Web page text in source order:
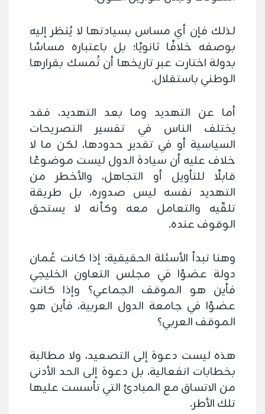
لذلك فإن أي مساس بسيادتها لا يُنظر إليه
بوصفه خلافًا ثانويًا؛ بل باعتباره مساسًا
بدولة اختارت عبر تاريخها أن تُمسك بقرارها
الوطني باستقلال.
أما عن التهديد وما بعد التهديد، فقد
يختلف الناس في تفسير التصريحات
السياسية أو في تقدير حدودها، لكن ما لا
خلاف عليه أن سيادة الدول ليست موضوعًا
قابلًا للتأويل أو التجاهل، والأخطر من
التهديد نفسه ليس صدوره، بل طريقة
تلقّيه والتعامل معه وكأنه لا يستحق
الوقوف عنده.
وهنا تبدأ الأسئلة الحقيقية: إذا كانت عُمان
دولة عضوًا في مجلس التعاون الخليجي
فأين هو الموقف الجماعي؟ وإذا كانت
عضوًا في جامعة الدول العربية، فأين هو
الموقف العربي؟
هذه ليست دعوة إلى التصعيد، ولا مطالبة
بخطابات انفعالية، بل دعوة إلى الحد الأدنى
من الاتساق مع المبادئ التي تأسست عليها
تلك الأطر.